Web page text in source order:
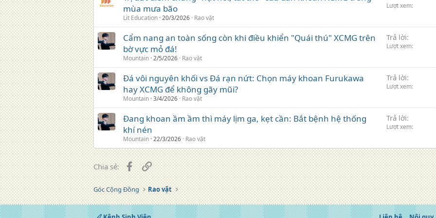
mùa mưa bão
Lit Education 20/3/2026 Rao vặt
Lượt xem
Cẩm nang an toàn sống còn khi điều khiển "Quái thú" XCMG trên
bờ vực mỏ đá!
Mountain 2/5/2026 Rao vặt
Trả lời
Lượt xem
Đá vôi nguyên khối vs Đá rạn nứt: Chọn máy khoan Furukawa
hay XCMG để không gãy mũi?
Mountain 3/4/2026 Rao vặt
Trả lời
Lượt xem
Đang khoan ầm ầm thì máy lịm ga, kẹt cần: Bắt bệnh hệ thống
khí nén
Mountain 22/3/2026 Rao vặt
Trả lời
Lượt xem
Chia sẻ: Facebook
Liên kết
Góc Cộng Đồng Rao vặt